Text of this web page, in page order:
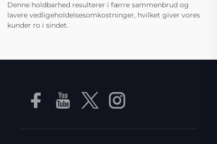
Denne holdbarhed resulterer i færre sammenbrud og
lavere vedligeholdelsesomkostninger, hvilket giver vores
kunder ro i sindet.